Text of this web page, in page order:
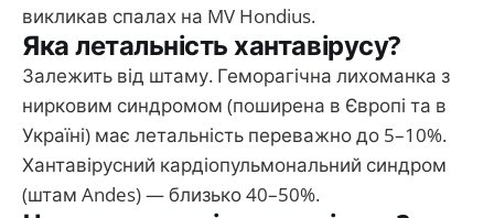
викликав спалах на MV Hondius.
Яка летальність хантавірусу?
Залежить від штаму. Геморагічна лихоманка з
нирковим синдромом (поширена в Європі та в
Україні) має летальність переважно до 5–10%.
Хантавірусний кардіопульмональний синдром
(штам Andes) — близько 40–50%.